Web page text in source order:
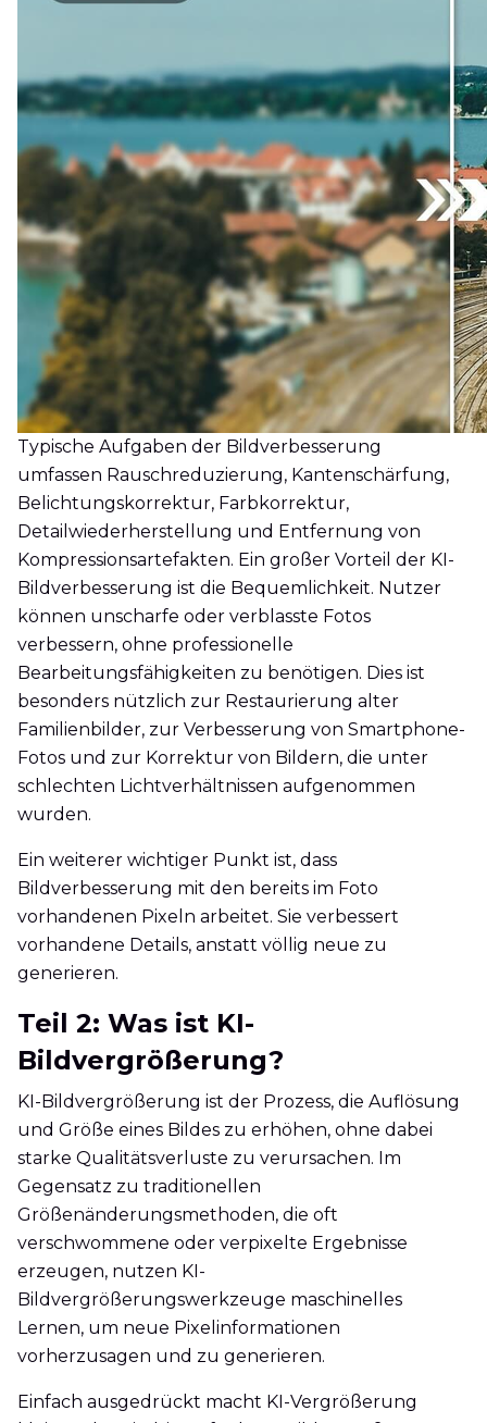
Typische Aufgaben der Bildverbesserung
umfassen Rauschreduzierung, Kantenschärfung,
Belichtungskorrektur, Farbkorrektur,
Detailwiederherstellung und Entfernung von
Kompressionsartefakten. Ein großer Vorteil der KI-
Bildverbesserung ist die Bequemlichkeit. Nutzer
können unscharfe oder verblasste Fotos
verbessern, ohne professionelle
Bearbeitungsfähigkeiten zu benötigen. Dies ist
besonders nützlich zur Restaurierung alter
Familienbilder, zur Verbesserung von Smartphone-
Fotos und zur Korrektur von Bildern, die unter
schlechten Lichtverhältnissen aufgenommen
wurden.
Ein weiterer wichtiger Punkt ist, dass
Bildverbesserung mit den bereits im Foto
vorhandenen Pixeln arbeitet. Sie verbessert
vorhandene Details, anstatt völlig neue zu
generieren.
Teil 2: Was ist KI-
Bildvergrößerung?
KI-Bildvergrößerung ist der Prozess, die Auflösung
und Größe eines Bildes zu erhöhen, ohne dabei
starke Qualitätsverluste zu verursachen. Im
Gegensatz zu traditionellen
Größenänderungsmethoden, die oft
verschwommene oder verpixelte Ergebnisse
erzeugen, nutzen KI-
Bildvergrößerungswerkzeuge maschinelles
Lernen, um neue Pixelinformationen
vorherzusagen und zu generieren.
Einfach ausgedrückt macht KI-Vergrößerung